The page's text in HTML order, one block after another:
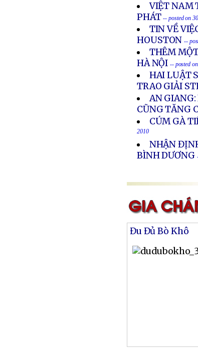
VIỆT NAM
PHÁT -- posted on
TIN VỀ
HOUSTON --
THÊM
HÀ NỘI -- posted
HAI LUẬT
TRAO GIẢI
AN
CŨNG TĂNG
CÚM GÀ
2010
NHẬN
BÌNH DƯƠNG
Đu Đủ Bò Khô